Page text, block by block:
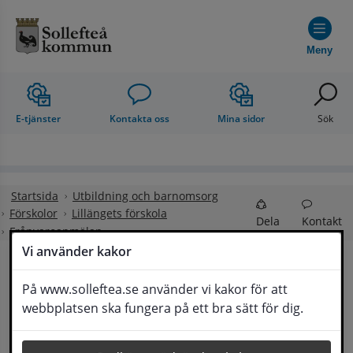
Vi använder kakor
På www.solleftea.se använder vi kakor för att
webbplatsen ska fungera på ett bra sätt för dig.
Meny
E-tjänster Kontakta oss Mina sidor Sök
Startsida
Utbildning och barnomsorg
Förskolor
Lillängets förskola
Frånvaroanmälan
Dela Kontakt
Frånvaroanmälan
Nya rutiner för frånvaroanmälan börjar gälla